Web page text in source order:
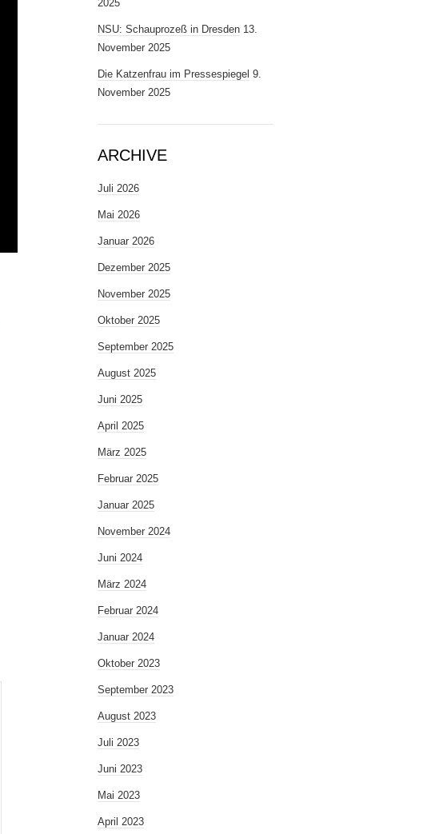
2025
NSU: Schauprozeß in Dresden 13.
November 2025
Die Katzenfrau im Pressespiegel 9.
November 2025
ARCHIVE
Juli 2026
Mai 2026
Januar 2026
Dezember 2025
November 2025
Oktober 2025
September 2025
August 2025
Juni 2025
April 2025
März 2025
Februar 2025
Januar 2025
November 2024
Juni 2024
März 2024
Februar 2024
Januar 2024
Oktober 2023
September 2023
August 2023
Juli 2023
Juni 2023
Mai 2023
April 2023